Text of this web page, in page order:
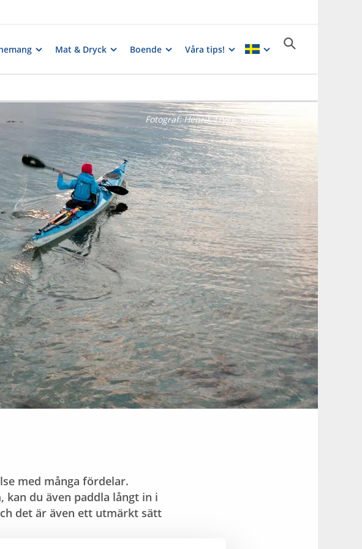
Mat & Dryck Boende Våra tips!
Fotograf:Henrik Trygg, vastsverige.com
med många fördelar.
du även paddla långt in i
det är även ett utmärkt sätt